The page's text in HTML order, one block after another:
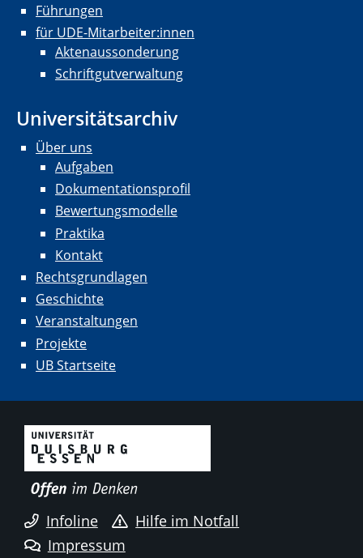
Führungen
für UDE-Mitarbeiter:innen
Aktenaussonderung
Schriftgutverwaltung
Universitätsarchiv
Über uns
Aufgaben
Dokumentationsprofil
Bewertungsmodelle
Praktika
Kontakt
Rechtsgrundlagen
Geschichte
Veranstaltungen
Projekte
UB Startseite
Infoline
Hilfe im Notfall
Impressum